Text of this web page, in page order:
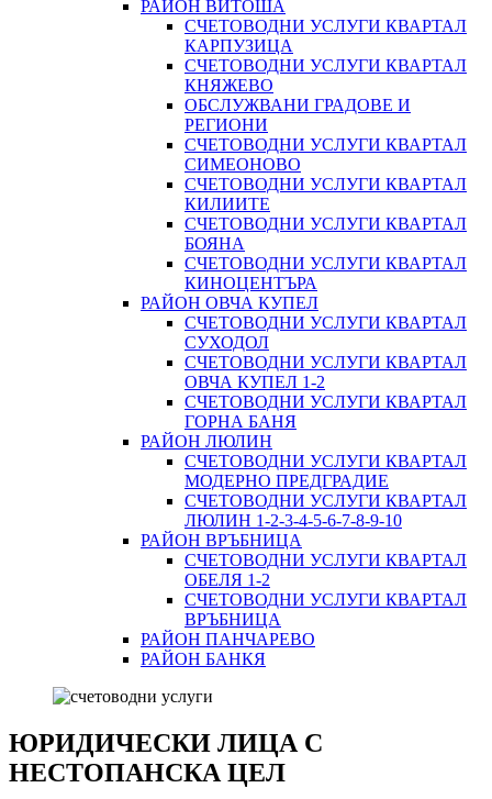
РАЙОН ВИТОША
СЧЕТОВОДНИ УСЛУГИ КВАРТАЛ
КАРПУЗИЦА
СЧЕТОВОДНИ УСЛУГИ КВАРТАЛ
КНЯЖЕВО
ОБСЛУЖВАНИ ГРАДОВЕ И
РЕГИОНИ
СЧЕТОВОДНИ УСЛУГИ КВАРТАЛ
СИМЕОНОВО
СЧЕТОВОДНИ УСЛУГИ КВАРТАЛ
КИЛИИТЕ
СЧЕТОВОДНИ УСЛУГИ КВАРТАЛ
БОЯНА
СЧЕТОВОДНИ УСЛУГИ КВАРТАЛ
КИНОЦЕНТЪРА
РАЙОН ОВЧА КУПЕЛ
СЧЕТОВОДНИ УСЛУГИ КВАРТАЛ
СУХОДОЛ
СЧЕТОВОДНИ УСЛУГИ КВАРТАЛ
ОВЧА КУПЕЛ 1-2
СЧЕТОВОДНИ УСЛУГИ КВАРТАЛ
ГОРНА БАНЯ
РАЙОН ЛЮЛИН
СЧЕТОВОДНИ УСЛУГИ КВАРТАЛ
МОДЕРНО ПРЕДГРАДИЕ
СЧЕТОВОДНИ УСЛУГИ КВАРТАЛ
ЛЮЛИН 1-2-3-4-5-6-7-8-9-10
РАЙОН ВРЪБНИЦА
СЧЕТОВОДНИ УСЛУГИ КВАРТАЛ
ОБЕЛЯ 1-2
СЧЕТОВОДНИ УСЛУГИ КВАРТАЛ
ВРЪБНИЦА
РАЙОН ПАНЧАРЕВО
РАЙОН БАНКЯ
ЮРИДИЧЕСКИ ЛИЦА С
НЕСТОПАНСКА ЦЕЛ